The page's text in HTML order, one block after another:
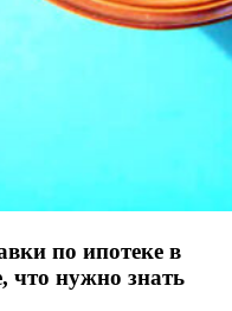
по ипотеке в
что нужно знать